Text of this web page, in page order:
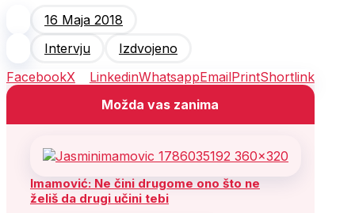
16 Maja 2018
Intervju
Izdvojeno
FacebookX LinkedinWhatsappEmailPrintShortlink
Možda vas zanima
Imamović: Ne čini drugome ono što ne
želiš da drugi učini tebi